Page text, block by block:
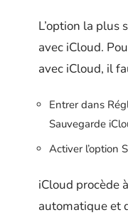
L’option la plus
avec iCloud.
avec iCloud, il
Entrer dans
Sauvegarde
Activer l’option
iCloud procède
automatique et